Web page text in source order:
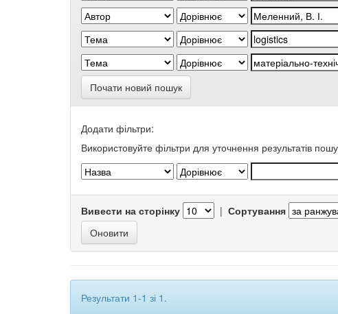
Почати новий пошук
Додати фільтри:
Використовуйте фільтри для уточнення результатів
Вивести на сторінку | Сортування
Результати 1-1 зі 1.